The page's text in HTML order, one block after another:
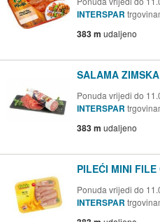
INTERSPAR
383 m udaljeno
SALAMA
Ponuda vrijedi do
INTERSPAR
383 m udaljeno
PILEĆI MINI
Ponuda vrijedi do
INTERSPAR